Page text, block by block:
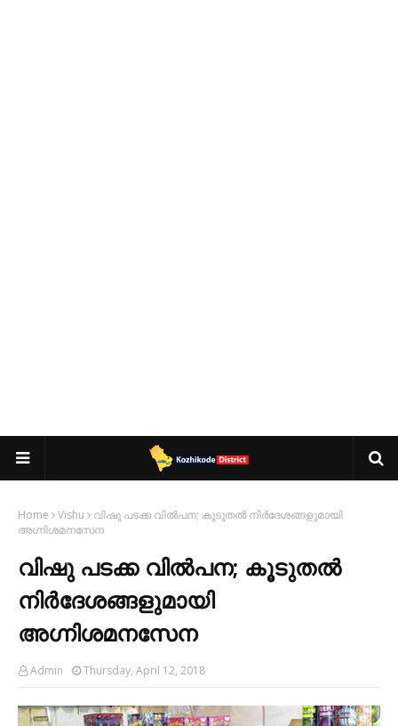
Home Vishu
വിഷു പടക്ക വിൽപന; കൂടുതൽ നിർദേശങ്ങളുമായി
അഗ്നിശമനസേന
വിഷു പടക്ക വിൽപന; കൂടുതൽ
നിർദേശങ്ങളുമായി
അഗ്നിശമനസേന
Admin Thursday, April 12, 2018